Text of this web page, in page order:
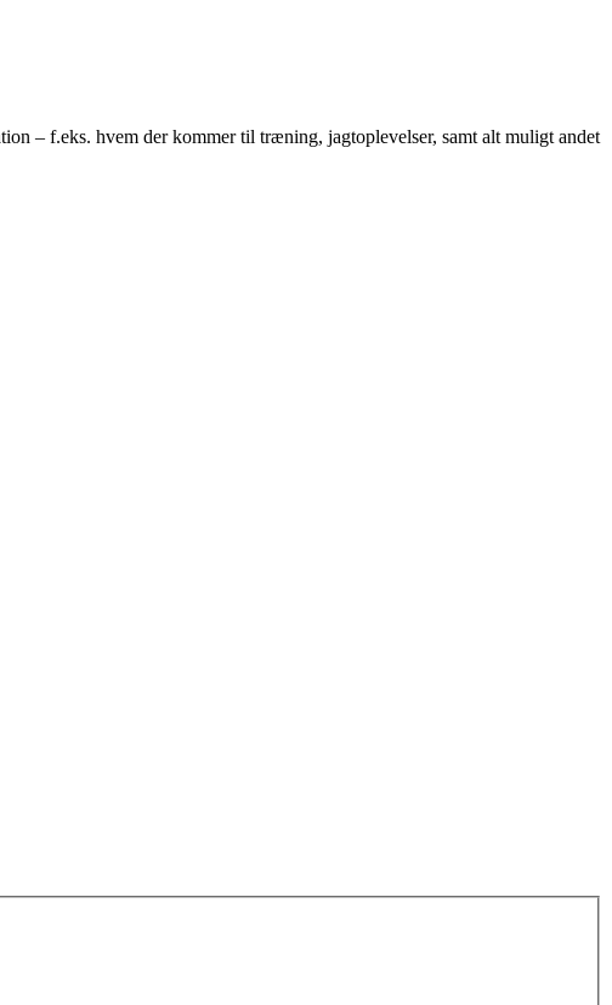
– f.eks. hvem der kommer til træning, jagtoplevelser, samt alt muligt andet